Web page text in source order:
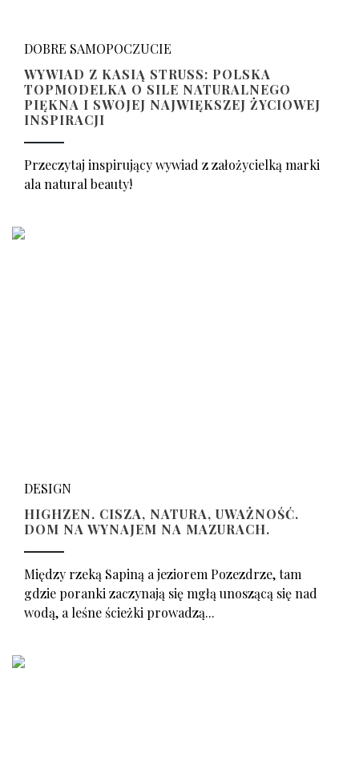
DOBRE SAMOPOCZUCIE
WYWIAD Z KASIĄ STRUSS: POLSKA
TOPMODELKA O SILE NATURALNEGO
PIĘKNA I SWOJEJ NAJWIĘKSZEJ ŻYCIOWEJ
INSPIRACJI
Przeczytaj inspirujący wywiad z założycielką marki
ala natural beauty!
DESIGN
HIGHZEN. CISZA, NATURA, UWAŻNOŚĆ.
DOM NA WYNAJEM NA MAZURACH.
Między rzeką Sapiną a jeziorem Pozezdrze, tam
gdzie poranki zaczynają się mgłą unoszącą się nad
wodą, a leśne ścieżki prowadzą...